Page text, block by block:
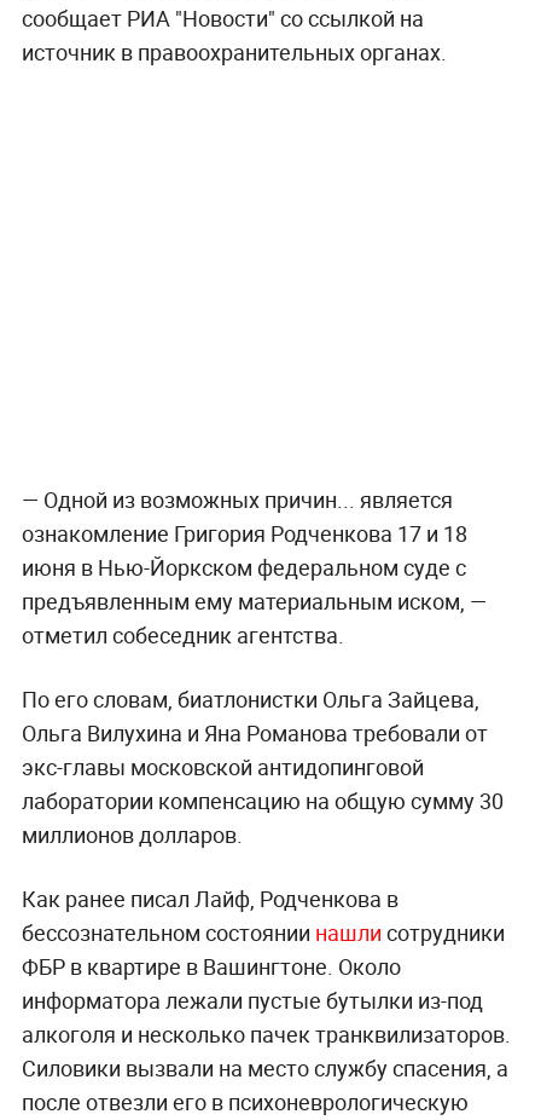
сообщает РИА "Новости" со ссылкой на
источник в правоохранительных органах.
— Одной из возможных причин... является
ознакомление Григория Родченкова 17 и 18
июня в Нью-Йоркском федеральном суде с
предъявленным ему материальным иском, —
отметил собеседник агентства.
По его словам, биатлонистки Ольга Зайцева,
Ольга Вилухина и Яна Романова требовали от
экс-главы московской антидопинговой
лаборатории компенсацию на общую сумму 30
миллионов долларов.
Как ранее писал Лайф, Родченкова в
бессознательном состоянии нашли сотрудники
ФБР в квартире в Вашингтоне. Около
информатора лежали пустые бутылки из-под
алкоголя и несколько пачек транквилизаторов.
Силовики вызвали на место службу спасения, а
после отвезли его в психоневрологическую